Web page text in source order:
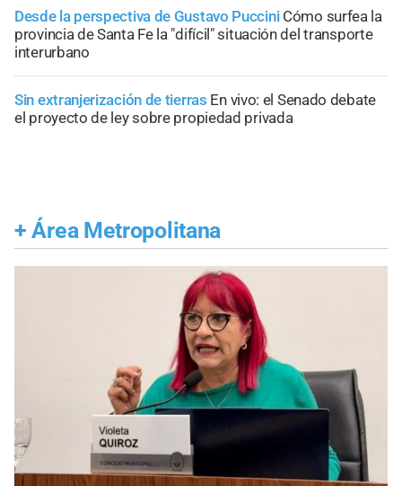
Desde la perspectiva de Gustavo Puccini Cómo surfea la
provincia de Santa Fe la "difícil" situación del transporte
interurbano
Sin extranjerización de tierras En vivo: el Senado debate
el proyecto de ley sobre propiedad privada
+ Área Metropolitana